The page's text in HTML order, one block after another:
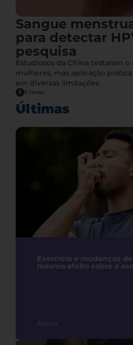
Sangue
para detectar
pesquisa
Estudiosos da China testaram
mulheres, mas aplicação
em diversas limitações
9 horas
Últimas
Exercício e mudanças
mesmo efeito sobre a
Asma